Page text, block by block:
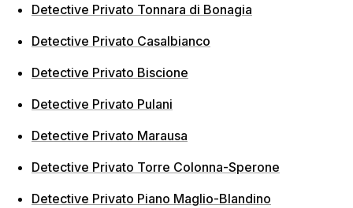
Detective Privato Tonnara di Bonagia
Detective Privato Casalbianco
Detective Privato Biscione
Detective Privato Pulani
Detective Privato Marausa
Detective Privato Torre Colonna-Sperone
Detective Privato Piano Maglio-Blandino